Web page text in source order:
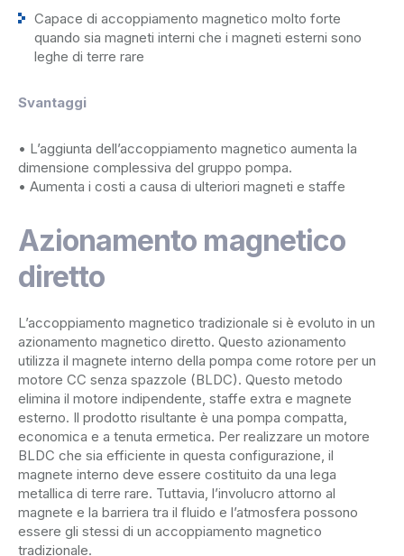
Capace di accoppiamento magnetico molto forte
quando sia magneti interni che i magneti esterni sono
leghe di terre rare
Svantaggi
• L’aggiunta dell’accoppiamento magnetico aumenta la
dimensione complessiva del gruppo pompa.
• Aumenta i costi a causa di ulteriori magneti e staffe
Azionamento magnetico
diretto
L’accoppiamento magnetico tradizionale si è evoluto in un
azionamento magnetico diretto. Questo azionamento
utilizza il magnete interno della pompa come rotore per un
motore CC senza spazzole (BLDC). Questo metodo
elimina il motore indipendente, staffe extra e magnete
esterno. Il prodotto risultante è una pompa compatta,
economica e a tenuta ermetica. Per realizzare un motore
BLDC che sia efficiente in questa configurazione, il
magnete interno deve essere costituito da una lega
metallica di terre rare. Tuttavia, l’involucro attorno al
magnete e la barriera tra il fluido e l’atmosfera possono
essere gli stessi di un accoppiamento magnetico
tradizionale.